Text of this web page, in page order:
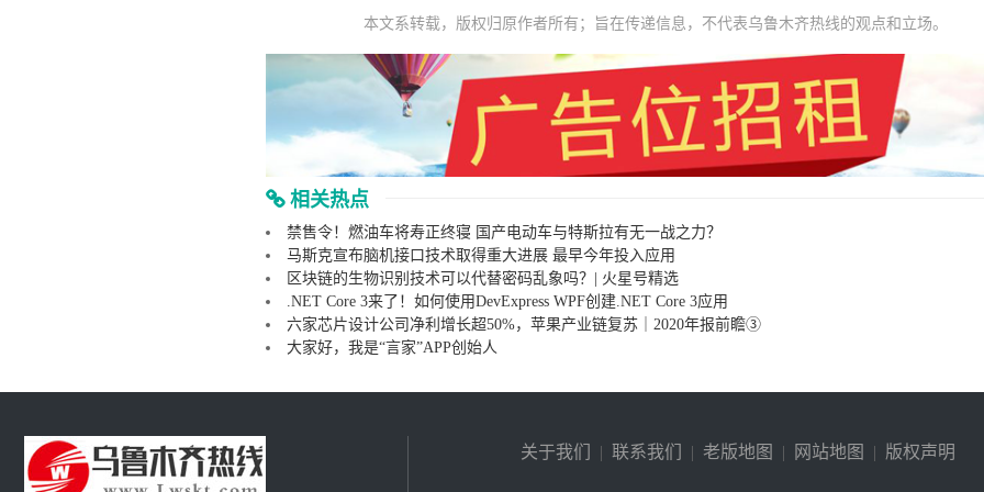
本文系转载，版权归原作者所有；旨在传递信息，不代表乌鲁木齐热线的观点和立场。
相关热点
禁售令！燃油车将寿正终寝 国产电动车与特斯拉有无一战之力？
马斯克宣布脑机接口技术取得重大进展 最早今年投入应用
区块链的生物识别技术可以代替密码乱象吗？| 火星号精选
.NET Core 3来了！如何使用DevExpress WPF创建.NET Core 3应用
六家芯片设计公司净利增长超50%，苹果产业链复苏｜2020年报前瞻③
大家好，我是“言家”APP创始人
关于我们 | 联系我们 | 老版地图 | 网站地图 | 版权声明